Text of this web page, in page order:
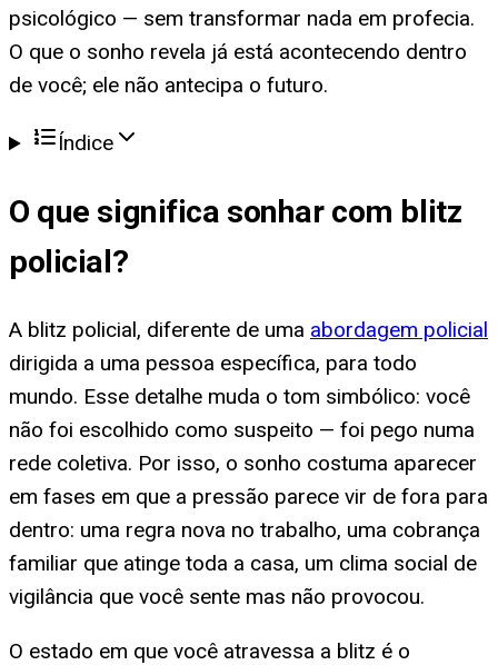
psicológico — sem transformar nada em profecia.
O que o sonho revela já está acontecendo dentro
de você; ele não antecipa o futuro.
Índice
O que significa sonhar com blitz
policial?
A blitz policial, diferente de uma abordagem policial
dirigida a uma pessoa específica, para todo
mundo. Esse detalhe muda o tom simbólico: você
não foi escolhido como suspeito — foi pego numa
rede coletiva. Por isso, o sonho costuma aparecer
em fases em que a pressão parece vir de fora para
dentro: uma regra nova no trabalho, uma cobrança
familiar que atinge toda a casa, um clima social de
vigilância que você sente mas não provocou.
O estado em que você atravessa a blitz é o